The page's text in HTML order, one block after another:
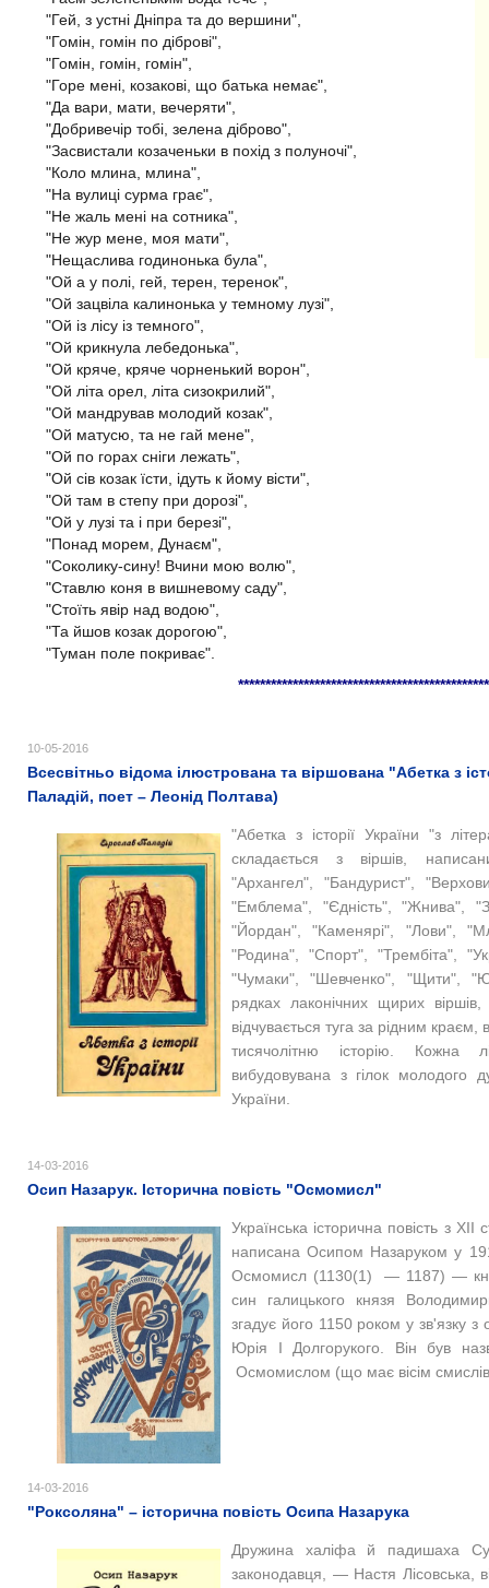
"Гей, з устні Дніпра та до вершини",
"Гомін, гомін по діброві",
"Гомін, гомін, гомін",
"Горе мені, козакові, що батька немає",
"Да вари, мати, вечеряти",
"Добривечір тобі, зелена діброво",
"Засвистали козаченьки в похід з полуночі",
"Коло млина, млина",
"На вулиці сурма грає",
"Не жаль мені на сотника",
"Не жур мене, моя мати",
"Нещаслива годинонька була",
"Ой а у полі, гей, терен, теренок",
"Ой зацвіла калинонька у темному лузі",
"Ой із лісу із темного",
"Ой крикнула лебедонька",
"Ой кряче, кряче чорненький ворон",
"Ой літа орел, літа сизокрилий",
"Ой мандрував молодий козак",
"Ой матусю, та не гай мене",
"Ой по горах сніги лежать",
"Ой сів козак їсти, ідуть к йому вісти",
"Ой там в степу при дорозі",
"Ой у лузі та і при березі",
"Понад морем, Дунаєм",
"Соколику-сину! Вчини мою волю",
"Ставлю коня в вишневому саду",
"Стоїть явір над водою",
"Та йшов козак дорогою",
"Туман поле покриває".
10-05-2016
Всесвітньо відома ілюстрована та віршована "Абетка з
Паладій, поет – Леонід Полтава)
"Абетка з історії України "з
складається з віршів,
"Архангел", "Бандурист",
"Емблема", "Єдність", "Жнива",
"Йордан", "Каменярі", "Лови",
"Родина", "Спорт", "Трембіта",
"Чумаки", "Шевченко", "Щити",
рядках лаконічних щирих віршів,
відчувається туга за рідним краєм,
тисячолітню історію. Кожна
вибудовувана з гілок молодого
України.
14-03-2016
Осип Назарук. Історична повість "Осмомисл"
Українська історична повість з
написана Осипом Назаруком у
Осмомисл (1130(1) — 1187) —
син галицького князя
згадує його 1150 роком у зв'язку
Юрія I Долгорукого. Він був
Осмомислом (що має вісім
14-03-2016
"Роксоляна" – історична повість Осипа Назарука
Дружина халіфа й падишаха
законодавця, — Настя Лісовська,